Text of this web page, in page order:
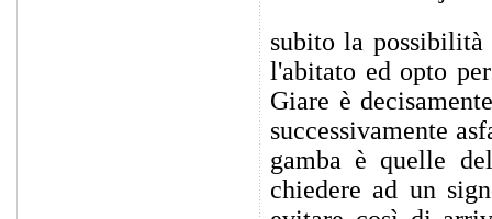
subito la
l'abitato ed opto
Giare è
successivamente
gamba è quelle
chiedere ad un